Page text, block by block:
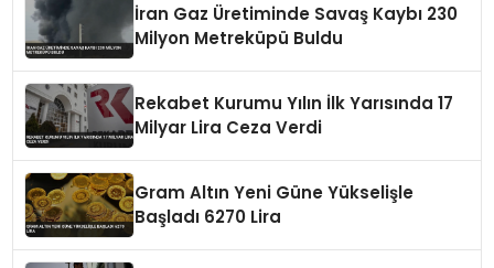
İran Gaz Üretiminde Savaş Kaybı 230
Milyon Metreküpü Buldu
Rekabet Kurumu Yılın İlk Yarısında 17
Milyar Lira Ceza Verdi
Gram Altın Yeni Güne Yükselişle
Başladı 6270 Lira